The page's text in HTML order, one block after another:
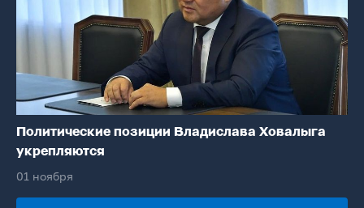
Политические позиции Владислава Ховалыга
укрепляются
01 ноября